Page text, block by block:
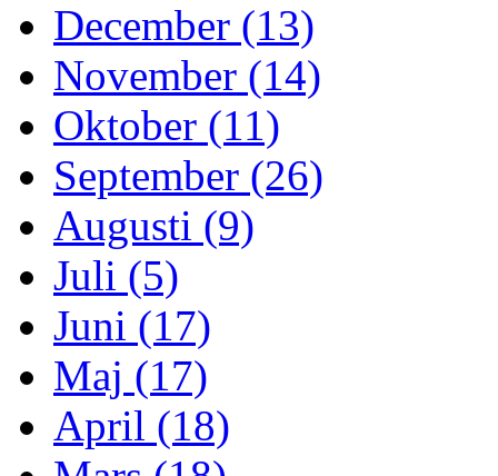
December (13)
November (14)
Oktober (11)
September (26)
Augusti (9)
Juli (5)
Juni (17)
Maj (17)
April (18)